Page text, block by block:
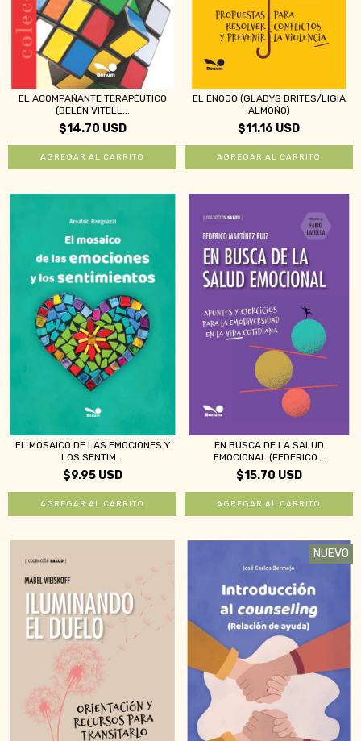
EL ACOMPAÑANTE TERAPÉUTICO
(BELÉN VITELL...
$14.70 USD
EL ENOJO (GLADYS BRITES/LIGIA
ALMOÑO)
$11.16 USD
EL MOSAICO DE LAS EMOCIONES Y
LOS SENTIM...
$9.95 USD
EN BUSCA DE LA SALUD
EMOCIONAL (FEDERICO...
$15.70 USD
NUEVO